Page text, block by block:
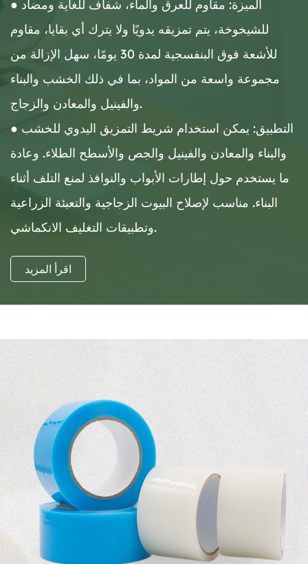
● الميزة: مقاوم للعرق والماء، شفاف للغاية ومضاد
للشيخوخة، يتم تمزيقه يدويًا ولا يترك أي بقايا، مقاوم
للأشعة فوق البنفسجية لمدة 30 يومًا، سهل الإزالة من
مجموعة واسعة من المواد، بما في ذلك الخشب والبناء
والفينيل والمعادن والزجاج.
● التطبيق: يمكن استخدام شريط التمزيق اليدوي للخشب
والبناء والمعادن والفينيل والجص والأسطح الطلاء. وعادة
ما يستخدم حول إطارات الأبواب والنوافذ لمنع التلف أثناء
البناء. مناسب لإصلاح البيوت الزجاجية والتعبئة الزراعية
وتطبيقات التغليف الانكماشي.
اقرأ المزيد